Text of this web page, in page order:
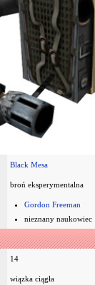
Black Mesa
broń eksperymentalna
Gordon Freeman
nieznany naukowiec
14
wiązka ciągła